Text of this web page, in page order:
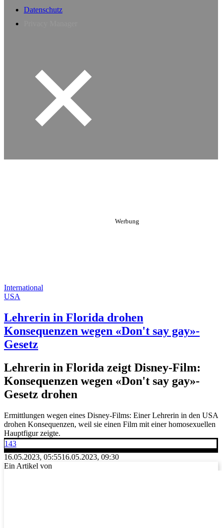
Datenschutz
International
USA
Lehrerin in Florida drohen
Konsequenzen wegen «Don't say gay»-
Gesetz
Lehrerin in Florida zeigt Disney-Film:
Konsequenzen wegen «Don't say gay»-
Gesetz drohen
Ermittlungen wegen eines Disney-Films: Einer Lehrerin in den USA
drohen Konsequenzen, weil sie einen Film mit einer homosexuellen
Hauptfigur zeigte.
143
16.05.2023, 05:5516.05.2023, 09:30
Ein Artikel von